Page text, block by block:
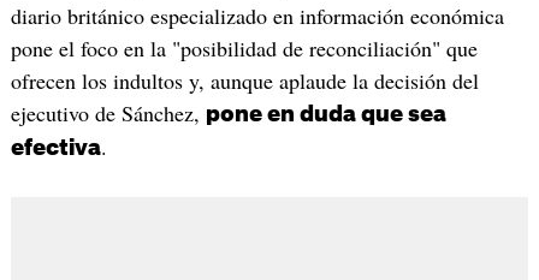
diario británico especializado en información económica
pone el foco en la "posibilidad de reconciliación" que
ofrecen los indultos y, aunque aplaude la decisión del
ejecutivo de Sánchez, pone en duda que sea
efectiva.